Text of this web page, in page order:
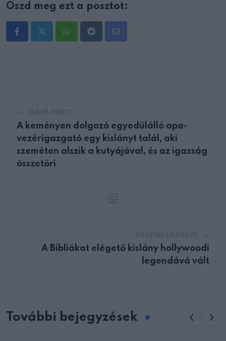
Oszd meg ezt a posztot:
WhatsappRedditShare
A keményen dolgozó egyedülálló apa-
vezérigazgató egy kislányt talál, aki
szeméten alszik a kutyájával, és az igazság
összetöri
A Bibliákat elégető kislány hollywoodi
legendává vált
További bejegyzések